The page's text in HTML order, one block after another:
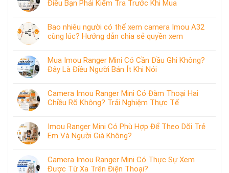
Điều Bạn Phải Kiểm Tra Trước Khi Mua
Bao nhiêu người có thể xem camera Imou A32
cùng lúc? Hướng dẫn chia sẻ quyền xem
Mua Imou Ranger Mini Có Cần Đầu Ghi Không?
Đây Là Điều Người Bán Ít Khi Nói
Camera Imou Ranger Mini Có Đàm Thoại Hai
Chiều Rõ Không? Trải Nghiệm Thực Tế
Imou Ranger Mini Có Phù Hợp Để Theo Dõi Trẻ
Em Và Người Già Không?
Camera Imou Ranger Mini Có Thực Sự Xem
Được Từ Xa Trên Điện Thoại?